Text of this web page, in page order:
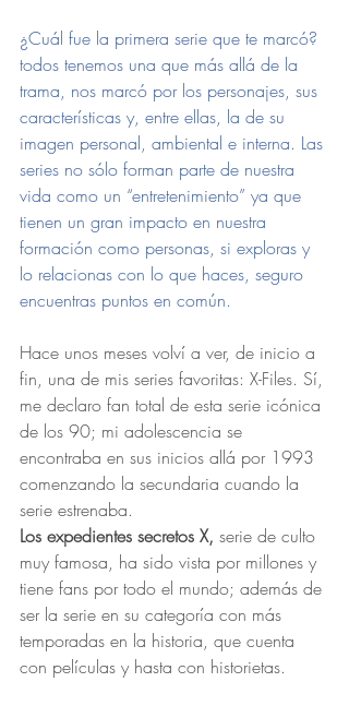
¿Cuál fue la primera serie que te marcó?
todos tenemos una que más allá de la
trama, nos marcó por los personajes, sus
características y, entre ellas, la de su
imagen personal, ambiental e interna. Las
series no sólo forman parte de nuestra
vida como un “entretenimiento” ya que
tienen un gran impacto en nuestra
formación como personas, si exploras y
lo relacionas con lo que haces, seguro
encuentras puntos en común.
Hace unos meses volví a ver, de inicio a
fin, una de mis series favoritas: X-Files. Sí,
me declaro fan total de esta serie icónica
de los 90; mi adolescencia se
encontraba en sus inicios allá por 1993
comenzando la secundaria cuando la
serie estrenaba.
Los expedientes secretos X, serie de culto
muy famosa, ha sido vista por millones y
tiene fans por todo el mundo; además de
ser la serie en su categoría con más
temporadas en la historia, que cuenta
con películas y hasta con historietas.